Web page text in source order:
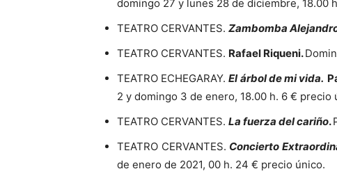
domingo 27 y lunes 28 de diciembre, 18.00
TEATRO CERVANTES. Zambomba
TEATRO CERVANTES. Rafael Riqueni.
TEATRO ECHEGARAY. El árbol de mi vida.
2 y domingo 3 de enero, 18.00 h. 6 € precio
TEATRO CERVANTES. La fuerza del cariño.
TEATRO CERVANTES. Concierto
de enero de 2021, 00 h. 24 € precio único.